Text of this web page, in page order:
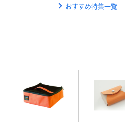
おすすめ特集一覧